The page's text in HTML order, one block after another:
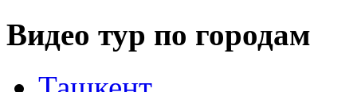
Видео тур по городам